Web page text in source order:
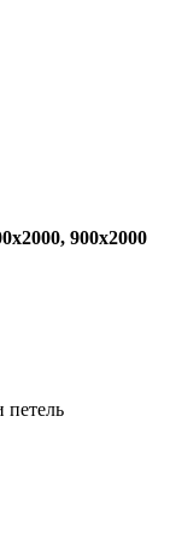
900x2000
петель